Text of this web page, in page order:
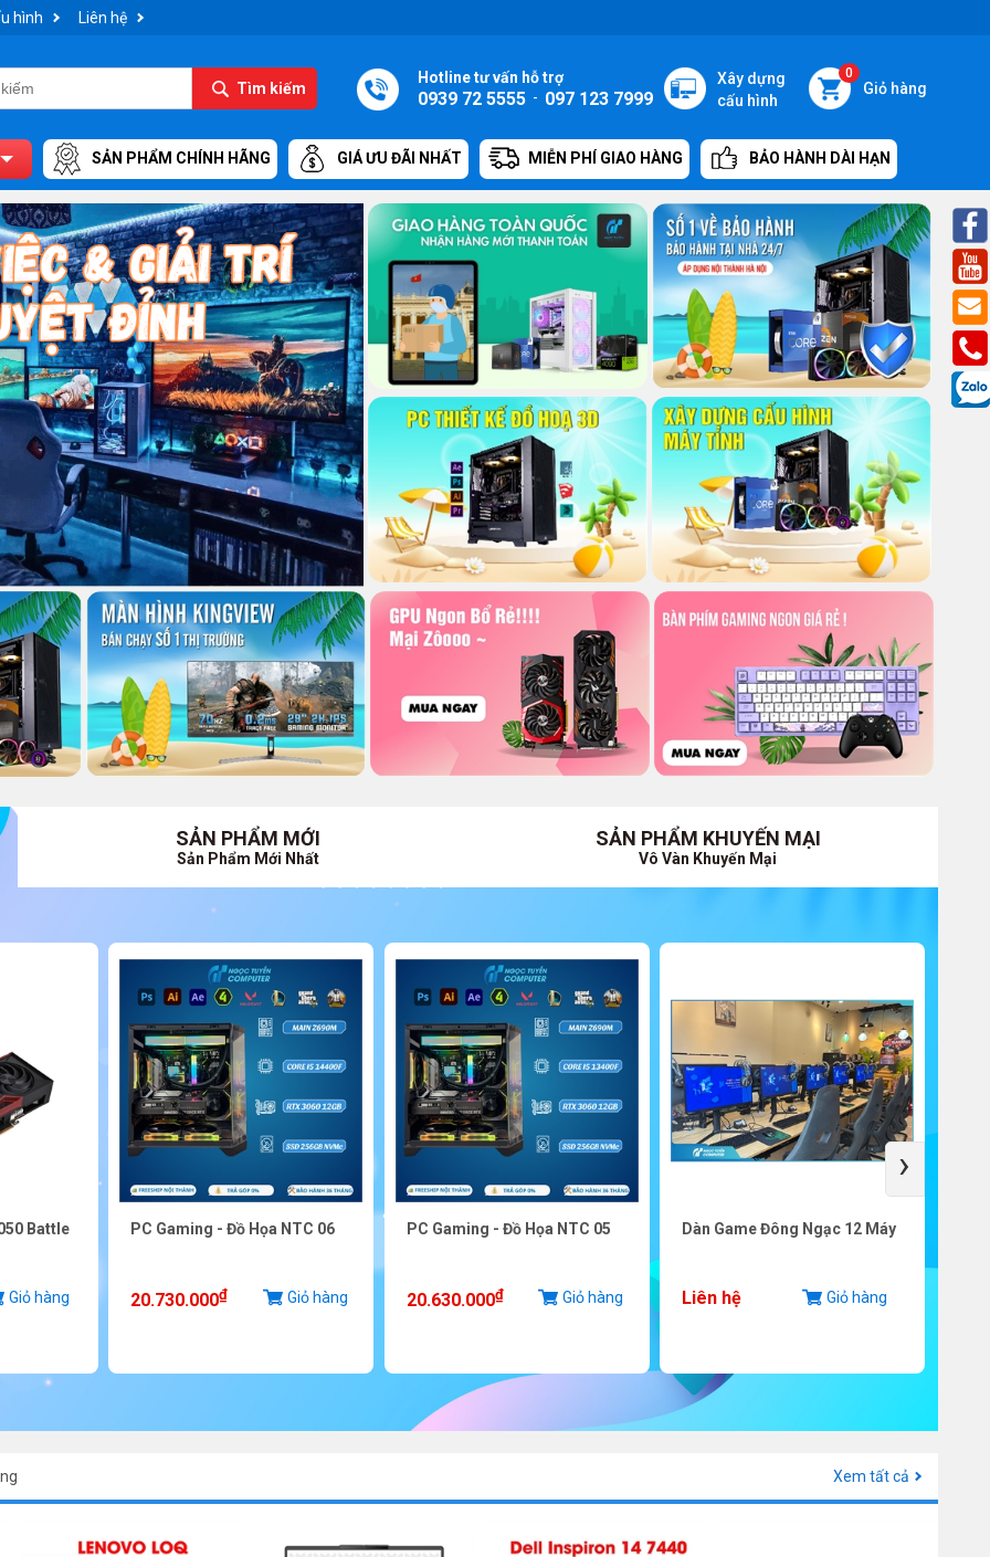
hình Liên hệ
Tìm kiếm
0
Giỏ hàng
Xây dựng
cấu hình
Hotline tư vấn hỗ trợ
0939 72 5555 - 097 123 7999
SẢN PHẨM CHÍNH HÃNG GIÁ ƯU ĐÃI NHẤT MIỄN PHÍ GIAO HÀNG BẢO HÀNH DÀI HẠN
SẢN PHẨM MỚI
Sản Phẩm Mới Nhất
SẢN PHẨM KHUYẾN MẠI
Vô Vàn Khuyến Mại
Battle
Giỏ hàng
PC Gaming - Đồ Họa NTC 06
20.730.000₫ Giỏ hàng
PC Gaming - Đồ Họa NTC 05
20.630.000₫ Giỏ hàng
Dàn Game Đông Ngạc 12 Máy
Liên hệ Giỏ hàng
›
Xem tất cả